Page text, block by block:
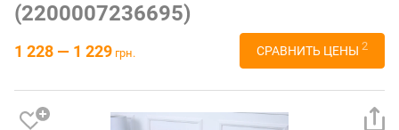
(2200007236695)
1 228 — 1 229 грн. СРАВНИТЬ ЦЕНЫ 2